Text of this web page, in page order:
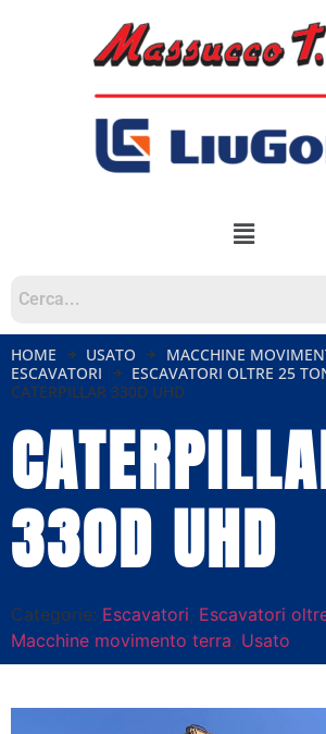
HOME USATO
MACCHINE
ESCAVATORI
ESCAVATORI OLTRE 25
CATERPILLAR 330D UHD
330D UHD
Categorie: Escavatori, Escavatori
Macchine movimento terra, Usato